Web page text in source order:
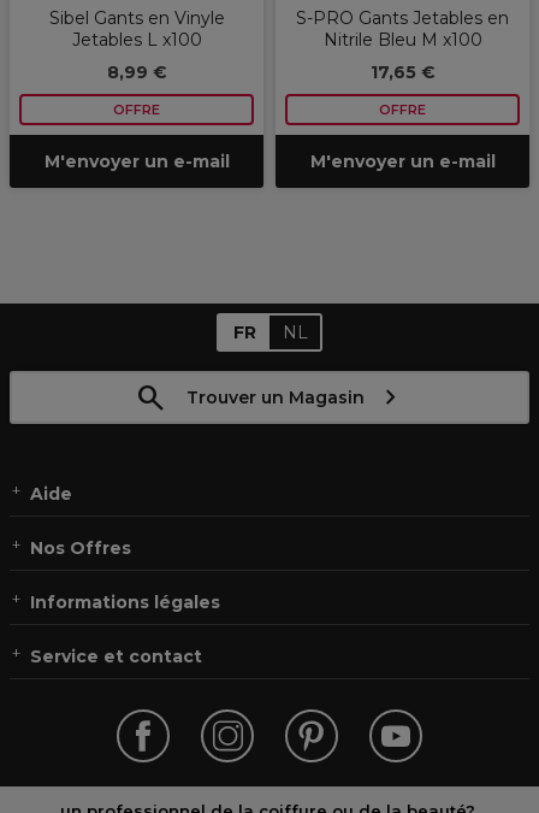
Sibel Gants en Vinyle
Jetables L x100
8,99 €
OFFRE
M'envoyer un e-mail
S-PRO Gants Jetables en
Nitrile Bleu M x100
17,65 €
OFFRE
M'envoyer un e-mail
FR NL
Trouver un Magasin
Aide
Nos Offres
Informations légales
Service et contact